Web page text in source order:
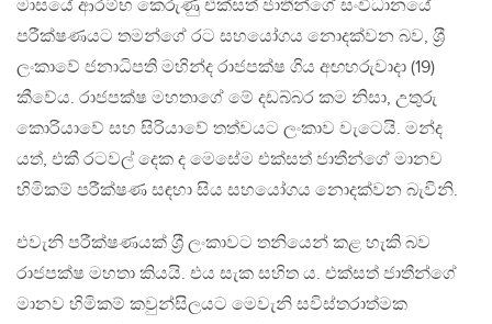
මාසයේ ආරම්භ කෙරුණු එක්සත් ජාතීන්ගේ සංවිධානයේ
පරීක්ෂණයට තමන්ගේ රට සහයෝගය නොදක්වන බව, ශ‍්‍රී
ලංකාවේ ජනාධිපති මහින්ද රාජපක්ෂ ගිය අඟහරුවාදා (19)
කීවේය. රාජපක්ෂ මහතාගේ මේ දඩබ්බර කම නිසා, උතුරු
කොරියාවේ සහ සිරියාවේ තත්වයට ලංකාව වැටෙයි. මන්ද
යත්, එකී රටවල් දෙක ද මෙසේම එක්සත් ජාතීන්ගේ මානව
හිමිකම් පරීක්ෂණ සඳහා සිය සහයෝගය නොදක්වන බැවිනි.
එවැනි පරීක්ෂණයක් ශ‍්‍රී ලංකාවට තනියෙන් කළ හැකි බව
රාජපක්ෂ මහතා කියයි. එය සැක සහිත ය. එක්සත් ජාතීන්ගේ
මානව හිමිකම් කවුන්සිලයට මෙවැනි සවිස්තරාත්මක